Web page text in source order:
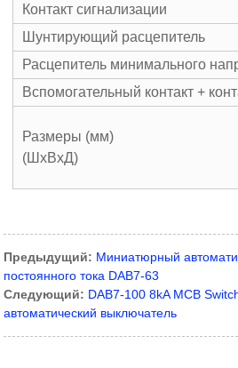
Контакт сигнализации
Шунтирующий расцепитель
Расцепитель минимального
Вспомогательный контакт +
Размеры (мм)
Предыдущий: Миниатюрный
постоянного тока DAB7-63
Следующий: DAB7-100 8kA MCB
автоматический выключатель